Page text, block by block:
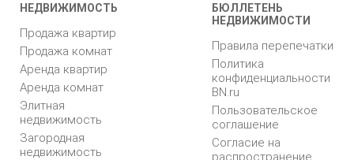
НЕДВИЖИМОСТЬ
Продажа квартир
Продажа комнат
Аренда квартир
Аренда комнат
Элитная
недвижимость
Загородная
недвижимость
БЮЛЛЕТЕНЬ
НЕДВИЖИМОСТИ
Правила перепечатки
Политика
конфиденциальности
BN.ru
Пользовательское
соглашение
Согласие на
распространение